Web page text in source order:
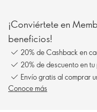
¡Conviértete en
beneficios!
20% de Cashback en
20% de descuento en
Envío gratis al comprar
Conoce más